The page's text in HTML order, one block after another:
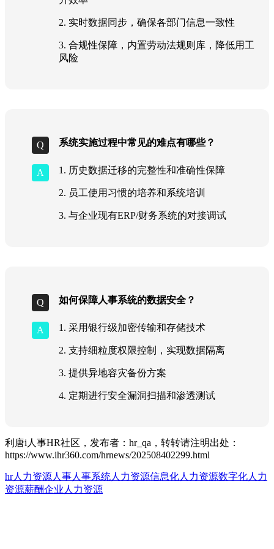
2. 实时数据同步，确保各部门信息一致性
3. 合规性保障，内置劳动法规则库，降低用工
风险
系统实施过程中常见的难点有哪些？
1. 历史数据迁移的完整性和准确性保障
2. 员工使用习惯的培养和系统培训
3. 与企业现有ERP/财务系统的对接调试
如何保障人事系统的数据安全？
1. 采用银行级加密传输和存储技术
2. 支持细粒度权限控制，实现数据隔离
3. 提供异地容灾备份方案
4. 定期进行安全漏洞扫描和渗透测试
利唐i人事HR社区，发布者：hr_qa，转转请注明出处：
https://www.ihr360.com/hrnews/202508402299.html
hr人力资源人事人事系统人力资源信息化人力资源数字化人力
资源薪酬企业人力资源